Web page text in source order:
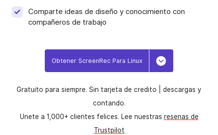
Comparte ideas de diseño y conocimiento con
compañeros de trabajo
Obtener ScreenRec Para Linux
Toggle
Gratuito para siempre. Sin tarjeta de credito | descargas y
contando.
Unete a 1,000+ clientes felices. Lee nuestras resenas de
Trustpilot